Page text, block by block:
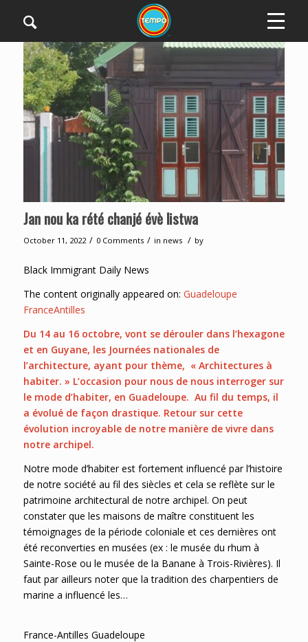
Jan nou ka rété chanjé évè listwa
October 11, 2022 / 0 Comments / in news / by
Black Immigrant Daily News
The content originally appeared on: Guadeloupe
FranceAntilles
Du 14 au 16 octobre, vont se dérouler dans l’hexagone
et en Guyane, les Journées nationales de
l’architecture, ayant pour thème, « Architectures à
habiter. » L’occasion pour nous de nous interroger sur
le mode d’habiter, en Guadeloupe. Au fil du temps, il
a évolué de façon drastique. Retour sur cette
évolution incroyable de notre manière de vivre dans
notre archipel.
Notre mode d’habiter est fortement influencé par l’histoire
de notre société au fil des siècles et cela se reflète sur le
patrimoine architectural de notre archipel. On peut
constater que les maisons de maître constituent les
témoignages de la période coloniale et ces dernières ont
été reconverties en musées (ex : le musée du rhum à
Sainte-Rose ou le musée de la Banane à Trois-Rivières). Il
faut par ailleurs noter que la tradition des charpentiers de
marine a influencé les…
France-Antilles Guadeloupe